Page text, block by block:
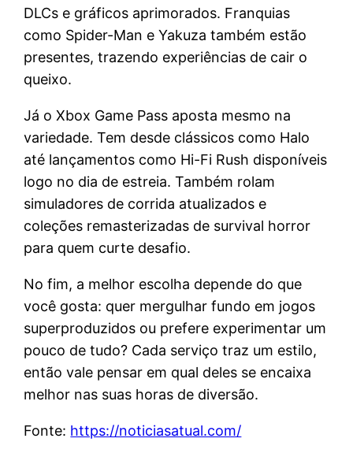
DLCs e gráficos aprimorados. Franquias
como Spider-Man e Yakuza também estão
presentes, trazendo experiências de cair o
queixo.
Já o Xbox Game Pass aposta mesmo na
variedade. Tem desde clássicos como Halo
até lançamentos como Hi-Fi Rush disponíveis
logo no dia de estreia. Também rolam
simuladores de corrida atualizados e
coleções remasterizadas de survival horror
para quem curte desafio.
No fim, a melhor escolha depende do que
você gosta: quer mergulhar fundo em jogos
superproduzidos ou prefere experimentar um
pouco de tudo? Cada serviço traz um estilo,
então vale pensar em qual deles se encaixa
melhor nas suas horas de diversão.
Fonte: https://noticiasatual.com/